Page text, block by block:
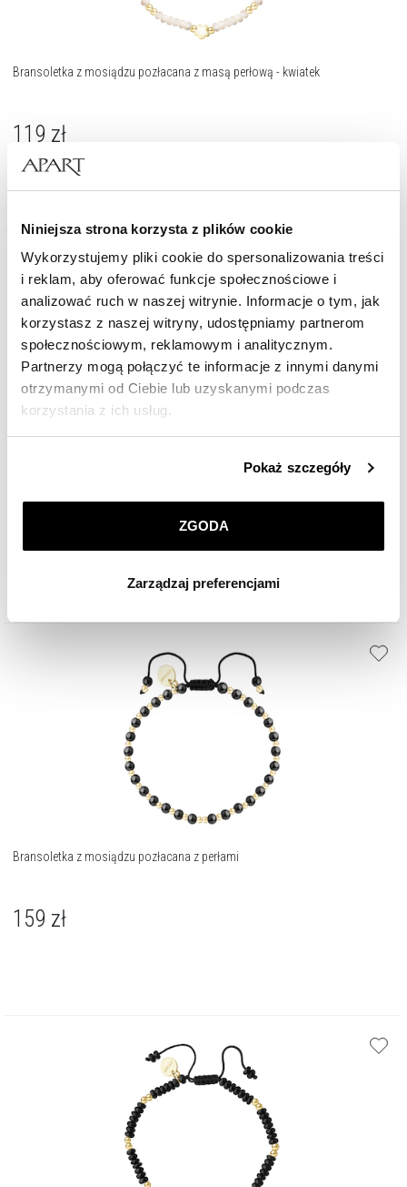
Niniejsza strona korzysta z plików cookie
Wykorzystujemy pliki cookie do spersonalizowania treści
i reklam, aby oferować funkcje społecznościowe i
analizować ruch w naszej witrynie. Informacje o tym, jak
korzystasz z naszej witryny, udostępniamy partnerom
społecznościowym, reklamowym i analitycznym.
Partnerzy mogą połączyć te informacje z innymi danymi
otrzymanymi od Ciebie lub uzyskanymi podczas
korzystania z ich usług.
przez nas plików cookie znajdziesz wPolityce
korzystamy. Możesz również wybrać jaki rodzaj plików
dokonać zmiany wybranych przez Ciebie plików cookie.
Pokaż szczegóły
ZGODA
Zarządzaj preferencjami
Bransoletka z mosiądzu pozłacana z masą perłową - kwiatek
119 zł
Bransoletka z mosiądzu pozłacana z masą perłową i perłami - kwiat lotosu
Bransoletka z mosiądzu pozłacana z perłami
159 zł